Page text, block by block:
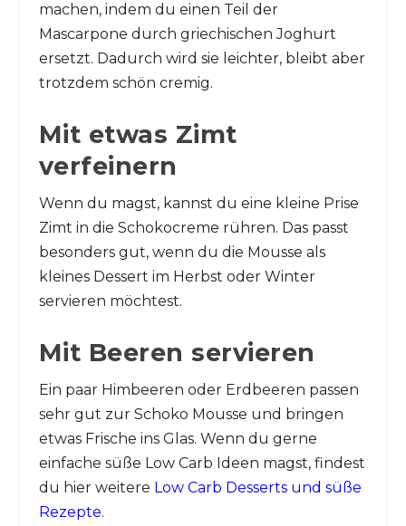
machen, indem du einen Teil der
Mascarpone durch griechischen Joghurt
ersetzt. Dadurch wird sie leichter, bleibt aber
trotzdem schön cremig.
Mit etwas Zimt
verfeinern
Wenn du magst, kannst du eine kleine Prise
Zimt in die Schokocreme rühren. Das passt
besonders gut, wenn du die Mousse als
kleines Dessert im Herbst oder Winter
servieren möchtest.
Mit Beeren servieren
Ein paar Himbeeren oder Erdbeeren passen
sehr gut zur Schoko Mousse und bringen
etwas Frische ins Glas. Wenn du gerne
einfache süße Low Carb Ideen magst, findest
du hier weitere Low Carb Desserts und süße
Rezepte.